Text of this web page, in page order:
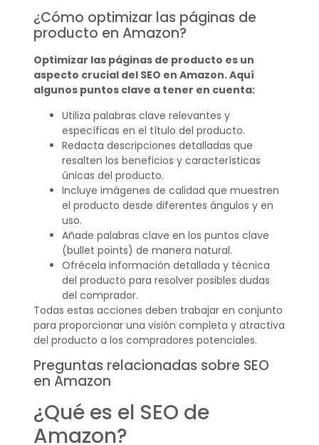
¿Cómo optimizar las páginas de
producto en Amazon?
Optimizar las páginas de producto es un
aspecto crucial del SEO en Amazon. Aquí
algunos puntos clave a tener en cuenta:
Utiliza palabras clave relevantes y
específicas en el título del producto.
Redacta descripciones detalladas que
resalten los beneficios y características
únicas del producto.
Incluye imágenes de calidad que muestren
el producto desde diferentes ángulos y en
uso.
Añade palabras clave en los puntos clave
(bullet points) de manera natural.
Ofrécela información detallada y técnica
del producto para resolver posibles dudas
del comprador.
Todas estas acciones deben trabajar en conjunto
para proporcionar una visión completa y atractiva
del producto a los compradores potenciales.
Preguntas relacionadas sobre SEO
en Amazon
¿Qué es el SEO de
Amazon?